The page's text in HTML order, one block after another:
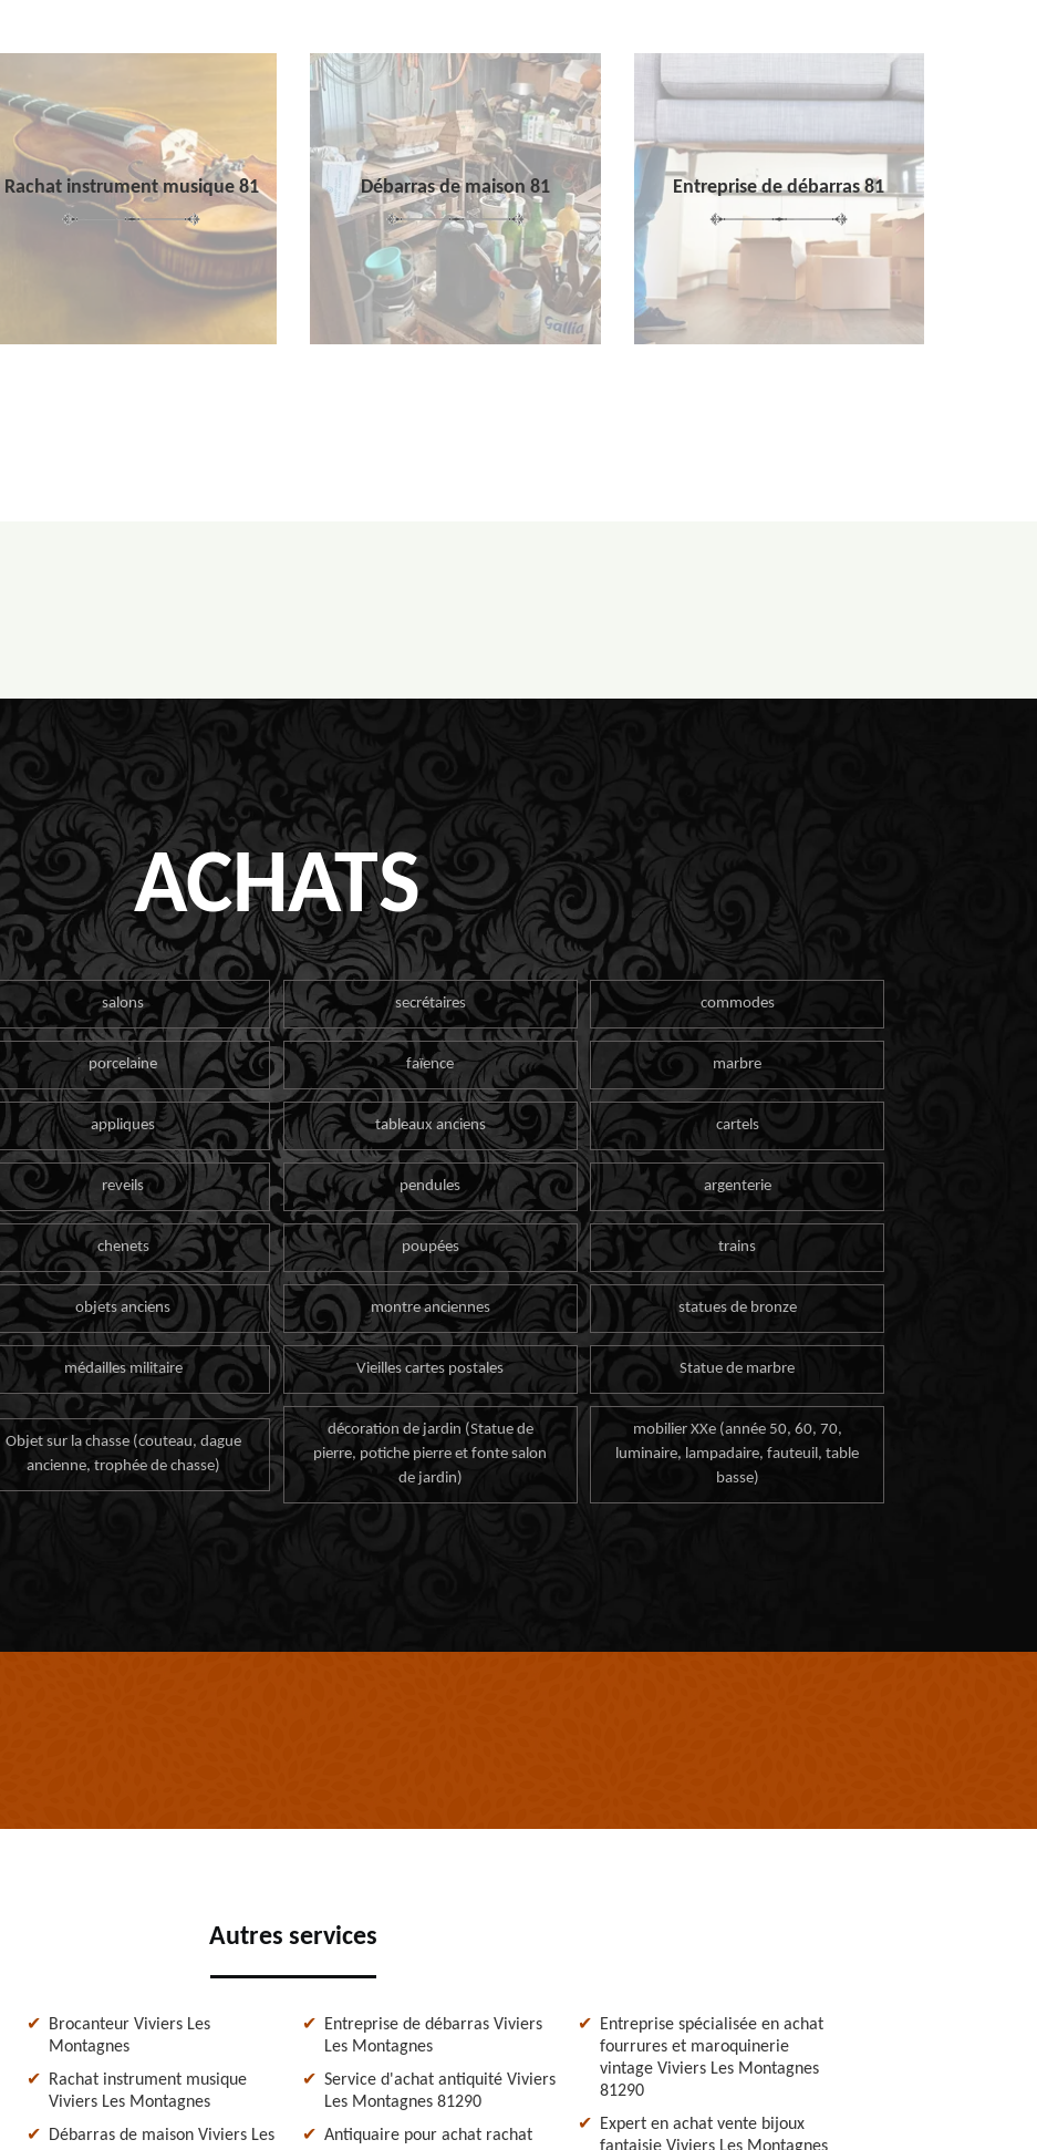
Rachat instrument musique 81 Débarras de maison 81 Entreprise de débarras 81
ACHATS
salons secrétaires commodes
porcelaine faïence marbre
appliques tableaux anciens cartels
reveils pendules argenterie
chenets poupées trains
objets anciens montre anciennes statues de bronze
médailles militaire Vieilles cartes postales Statue de marbre
Objet sur la chasse (couteau, dague
ancienne, trophée de chasse)
décoration de jardin (Statue de
pierre, potiche pierre et fonte salon
de jardin)
mobilier XXe (année 50, 60, 70,
luminaire, lampadaire, fauteuil, table
basse)
Autres services
Brocanteur Viviers Les
Montagnes
Rachat instrument musique
Viviers Les Montagnes
Débarras de maison Viviers Les
Entreprise de débarras Viviers
Les Montagnes
Service d'achat antiquité Viviers
Les Montagnes 81290
Antiquaire pour achat rachat
Entreprise spécialisée en achat
fourrures et maroquinerie
vintage Viviers Les Montagnes
81290
Expert en achat vente bijoux
fantaisie Viviers Les Montagnes